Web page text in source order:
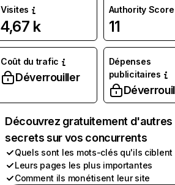
Visites
4,67 k
Authority Score
11
Coût du trafic
Déverrouiller
Dépenses
publicitaires
Découvrez gratuitement d'autres
secrets sur vos concurrents
Quels sont les mots-clés qu'ils ciblent
Leurs pages les plus importantes
Comment ils monétisent leur site